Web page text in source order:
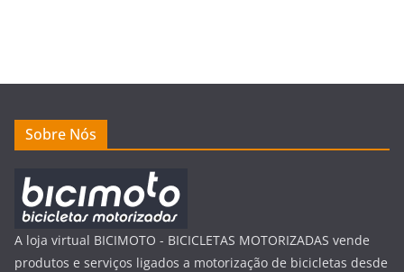
Sobre Nós
A loja virtual BICIMOTO - BICICLETAS MOTORIZADAS vende
produtos e serviços ligados a motorização de bicicletas desde